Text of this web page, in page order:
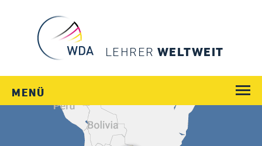
LEHRER WELTWEIT
MENÜ